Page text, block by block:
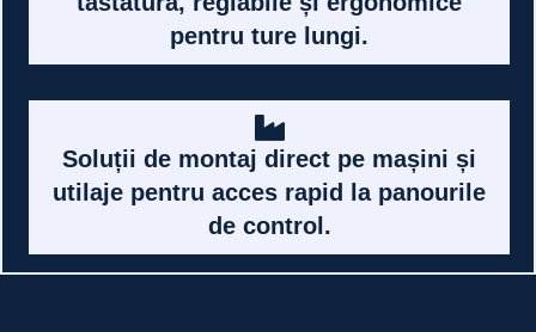
terminale de operare, optimizate pentru
vibrații industriale.
Zone dedicate pentru mouse și
tastatură, reglabile și ergonomice
pentru ture lungi.